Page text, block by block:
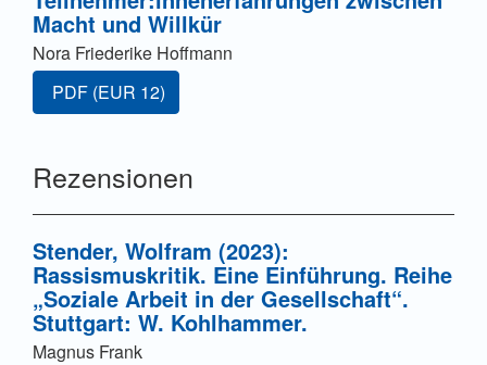
Macht und Willkür
Nora Friederike Hoffmann
Zugang für Abonnent/innen oder durch Zahlung einer
PDF (EUR 12)
Rezensionen
Stender, Wolfram (2023):
Rassismuskritik. Eine Einführung. Reihe
„Soziale Arbeit in der Gesellschaft“.
Stuttgart: W. Kohlhammer.
Magnus Frank